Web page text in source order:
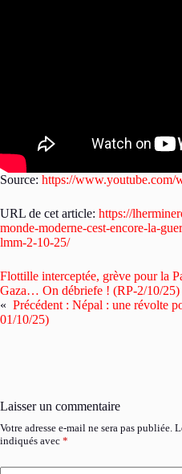
Source: https://
URL de cet article: https://
monde-moderne-cest-encore-la-
lmm-2-10-25/
Flottille interceptée, grève pour la
Gaza… On débriefe ! (RP-2/10/25)
« Précédent : Népal : une révolte
01/10/25)
Laisser un commentaire
Votre adresse e-mail ne sera pas publiée.
indiqués avec *